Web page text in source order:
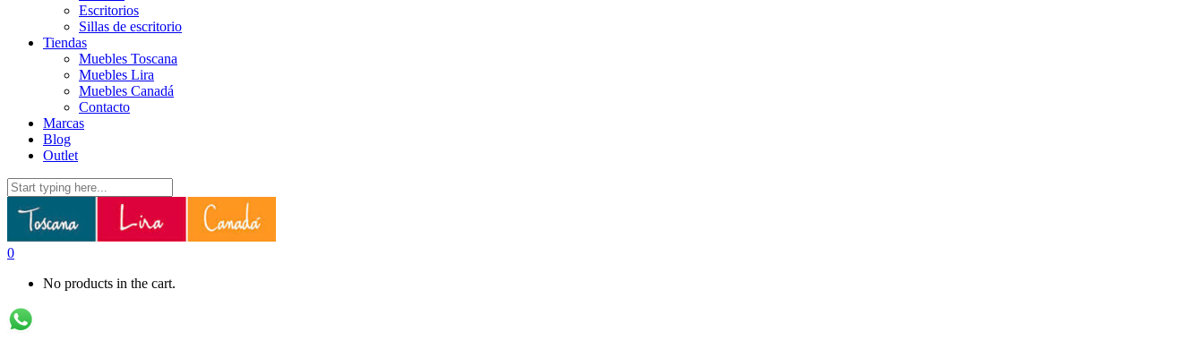
Escritorios
Sillas de escritorio
Tiendas
Muebles Toscana
Muebles Lira
Muebles Canadá
Contacto
Marcas
Blog
Outlet
0
No products in the cart.